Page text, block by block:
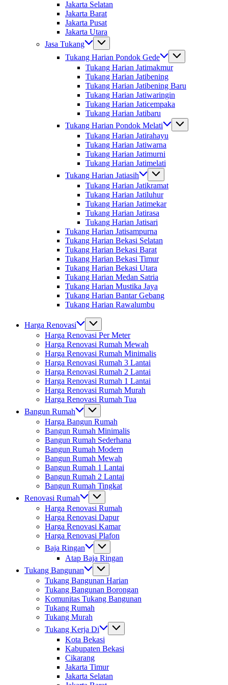
Jakarta Selatan
Jakarta Barat
Jakarta Pusat
Jakarta Utara
Jasa Tukang
Tukang Harian Pondok Gede
Tukang Harian Jatimakmur
Tukang Harian Jatibening
Tukang Harian Jatibening Baru
Tukang Harian Jatiwaringin
Tukang Harian Jaticempaka
Tukang Harian Jatibaru
Tukang Harian Pondok Melati
Tukang Harian Jatirahayu
Tukang Harian Jatiwarna
Tukang Harian Jatimurni
Tukang Harian Jatimelati
Tukang Harian Jatiasih
Tukang Harian Jatikramat
Tukang Harian Jatiluhur
Tukang Harian Jatimekar
Tukang Harian Jatirasa
Tukang Harian Jatisari
Tukang Harian Jatisampurna
Tukang Harian Bekasi Selatan
Tukang Harian Bekasi Barat
Tukang Harian Bekasi Timur
Tukang Harian Bekasi Utara
Tukang Harian Medan Satria
Tukang Harian Mustika Jaya
Tukang Harian Bantar Gebang
Tukang Harian Rawalumbu
Harga Renovasi
Harga Renovasi Per Meter
Harga Renovasi Rumah Mewah
Harga Renovasi Rumah Minimalis
Harga Renovasi Rumah 3 Lantai
Harga Renovasi Rumah 2 Lantai
Harga Renovasi Rumah 1 Lantai
Harga Renovasi Rumah Murah
Harga Renovasi Rumah Tua
Bangun Rumah
Harga Bangun Rumah
Bangun Rumah Minimalis
Bangun Rumah Sederhana
Bangun Rumah Modern
Bangun Rumah Mewah
Bangun Rumah 1 Lantai
Bangun Rumah 2 Lantai
Bangun Rumah Tingkat
Renovasi Rumah
Harga Renovasi Rumah
Harga Renovasi Dapur
Harga Renovasi Kamar
Harga Renovasi Plafon
Baja Ringan
Atap Baja Ringan
Tukang Bangunan
Tukang Bangunan Harian
Tukang Bangunan Borongan
Komunitas Tukang Bangunan
Tukang Rumah
Tukang Murah
Tukang Kerja Di
Kota Bekasi
Kabupaten Bekasi
Cikarang
Jakarta Timur
Jakarta Selatan